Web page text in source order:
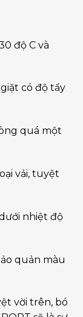
độ C và
có độ tẩy
quá một
vải, tuyệt
nhiệt độ
quản màu
vời trên, bó